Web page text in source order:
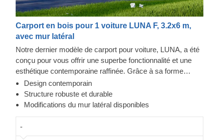
Carport en bois pour 1 voiture LUNA F, 3.2x6 m,
avec mur latéral
Notre dernier modèle de carport pour voiture, LUNA, a été
conçu pour vous offrir une superbe fonctionnalité et une
esthétique contemporaine raffinée. Grâce à sa forme
moderne et élégante, son design sublime et toit plat
contemporain, ce magnifique carport deviendra rapidement
un ajout précieux à votre espace extérieur. En plus, la
correspondant le mieux à vos besoins.
Design contemporain
Structure robuste et durable
Modifications du mur latéral disponibles
-